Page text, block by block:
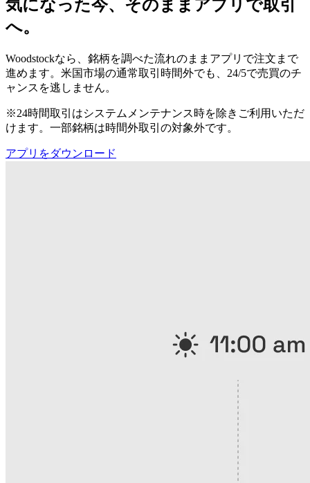
気になった今、そのままアプリで取引
へ。
Woodstockなら、銘柄を調べた流れのままアプリで注文まで
進めます。米国市場の通常取引時間外でも、24/5で売買のチ
ャンスを逃しません。
※24時間取引はシステムメンテナンス時を除きご利用いただ
けます。一部銘柄は時間外取引の対象外です。
アプリをダウンロード